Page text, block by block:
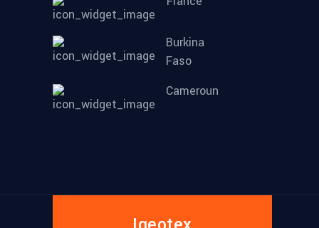
Burkina
Faso
Cameroun